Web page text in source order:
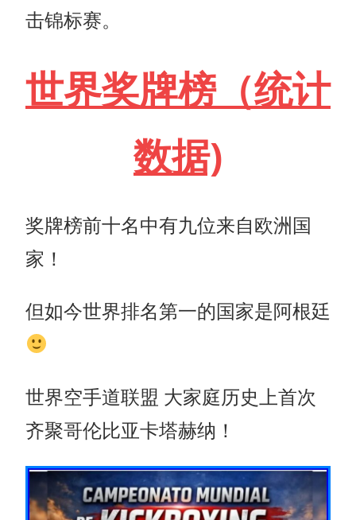
击锦标赛。
世界奖牌榜（统计
数据)
奖牌榜前十名中有九位来自欧洲国
家！
但如今世界排名第一的国家是阿根廷
世界空手道联盟 大家庭历史上首次
齐聚哥伦比亚卡塔赫纳！